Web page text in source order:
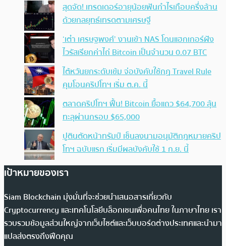
สุดจัด! เทรดเดอร์อายุน้อยฟันกำไรเกือบครึ่งล้าน
ด้วยกลยุทธ์เทรดตามเศรษฐี
‘เต๋า เศรษฐพงศ์’ งานเข้า NAS โดนแฮกเกอร์ฝัง
ไวรัสเรียกค่าไถ่ Bitcoin เป็นจำนวน 0.07 BTC
ไต้หวันยกระดับเข้ม จ่อบังคับใช้กฏ Travel Rule
คุมโอนคริปโทฯ เริ่ม ต.ค. นี้
ตลาดคริปโทฯ ฟื้น! Bitcoin ยื้อแถว $64,700 ลุ้น
ทะลุผ่านกรอบ $65,000
ปูตินตัดหน้าทรัมป์ เซ็นลงนามอนุมัติกฎหมายคริป
โทฯ ฉบับแรก เริ่มมีผลบังคับใช้ 1 ก.ย. นี้
เป้าหมายของเรา
Siam Blockchain มุ่งมั่นที่จะช่วยนำเสนอสารเกี่ยวกับ
Cryptocurrency และเทคโนโลยีบล็อกเชนเพื่อคนไทย ในภาษาไทย เรา
รวบรวมข้อมูลส่วนใหญ่จากเว็บไซต์และเว็บบอร์ดต่างประเทศและนำมา
แปลส่งตรงถึงฟีดคุณ